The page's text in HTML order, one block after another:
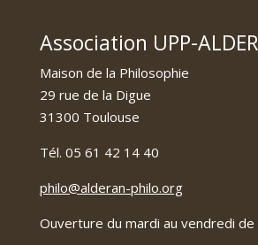
Association UPP-
Maison de la Philosophie
29 rue de la Digue
31300 Toulouse
Tél. 05 61 42 14 40
philo@alderan-philo.org
Ouverture du mardi au vendredi de